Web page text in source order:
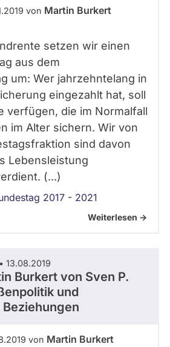
von Martin Burkert
setzen wir einen
aus dem
um: Wer jahrzehntelang in
eingezahlt hat, soll
verfügen, die im Normalfall
im Alter sichern. Wir von
sind davon
Lebensleistung
(...)
2017 - 2021
Weiterlesen ->
13.08.2019
Burkert von Sven P.
und
von Martin Burkert